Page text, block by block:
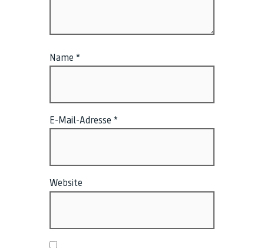
Name *
E-Mail-Adresse *
Website